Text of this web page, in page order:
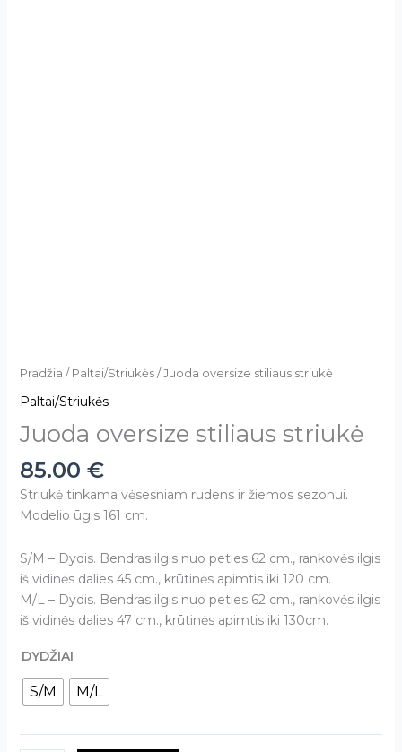
Pradžia / Paltai/Striukės/ Juoda oversize stiliaus striukė
Paltai/Striukės
Juoda oversize stiliaus striukė
85.00 €
Striukė tinkama vėsesniam rudens ir žiemos sezonui.
Modelio ūgis 161 cm.
S/M – Dydis. Bendras ilgis nuo peties 62 cm., rankovės ilgis
iš vidinės dalies 45 cm., krūtinės apimtis iki 120 cm.
M/L – Dydis. Bendras ilgis nuo peties 62 cm., rankovės ilgis
iš vidinės dalies 47 cm., krūtinės apimtis iki 130cm.
DYDŽIAI
S/M M/L